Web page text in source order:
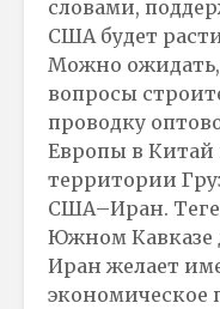
словами,
США будет
Можно
вопросы
проводку
Европы в Китай
территории
США–Иран.
Южном Кавказе
Иран желает
экономическое